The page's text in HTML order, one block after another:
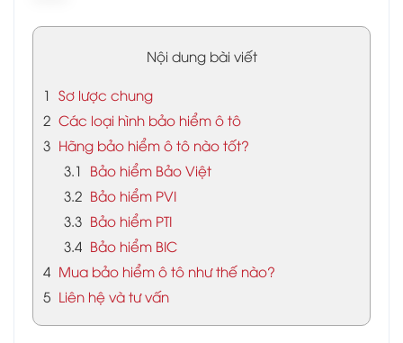
Nội dung bài viết
1 Sơ lược chung
2 Các loại hình bảo hiểm ô tô
3 Hãng bảo hiểm ô tô nào tốt?
3.1
Bảo hiểm Bảo Việt
3.2 Bảo hiểm PVI
3.3 Bảo hiểm PTI
3.4 Bảo hiểm BIC
4 Mua bảo hiểm ô tô như thế nào?
5 Liên hệ và tư vấn